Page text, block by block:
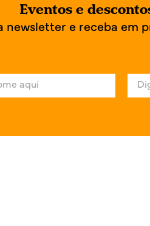
Eventos e
newsletter e receba em
l